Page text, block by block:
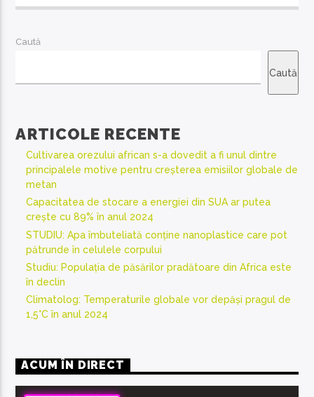
Caută
Caută
ARTICOLE RECENTE
Cultivarea orezului african s-a dovedit a fi unul dintre
principalele motive pentru creșterea emisiilor globale de
metan
Capacitatea de stocare a energiei din SUA ar putea
crește cu 89% în anul 2024
STUDIU: Apa îmbuteliată conține nanoplastice care pot
pătrunde în celulele corpului
Studiu: Populația de păsărilor pradătoare din Africa este
în declin
Climatolog: Temperaturile globale vor depăși pragul de
1,5°C în anul 2024
ACUM ÎN DIRECT